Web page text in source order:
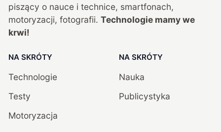
piszący o nauce i technice, smartfonach,
motoryzacji, fotografii. Technologie mamy we
krwi!
NA SKRÓTY
Technologie
Testy
Motoryzacja
NA SKRÓTY
Nauka
Publicystyka